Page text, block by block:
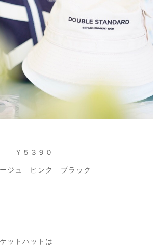
￥５３９０
ジュ ピンク ブラック
ットハットは